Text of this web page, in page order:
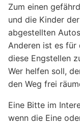
Zum einen
und die Kinder
abgestellten
Anderen ist es für
diese Engstellen
Wer helfen soll,
den Weg frei
Eine Bitte im
wenn die Eine